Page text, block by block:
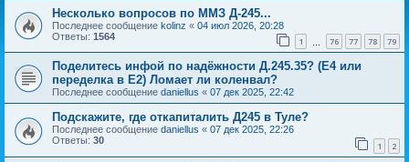
Несколько вопросов по ММЗ Д-245...
Последнее сообщение kolinz « 04 июл 2026, 20:28
Ответы: 1564 1 76 77 78 79
Поделитесь инфой по надёжности Д.245.35? (Е4 или
переделка в Е2) Ломает ли коленвал?
Последнее сообщение daniellus « 07 дек 2025, 22:42
Подскажите, где откапиталить Д245 в Туле?
Последнее сообщение daniellus « 07 дек 2025, 22:26
Ответы: 30 1 2